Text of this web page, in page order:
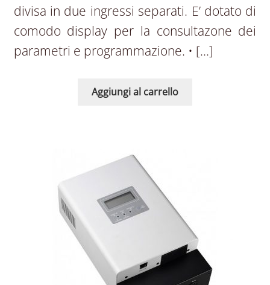
divisa in due ingressi separati. E’ dotato di
comodo display per la consultazone dei
parametri e programmazione. • […]
Aggiungi al carrello